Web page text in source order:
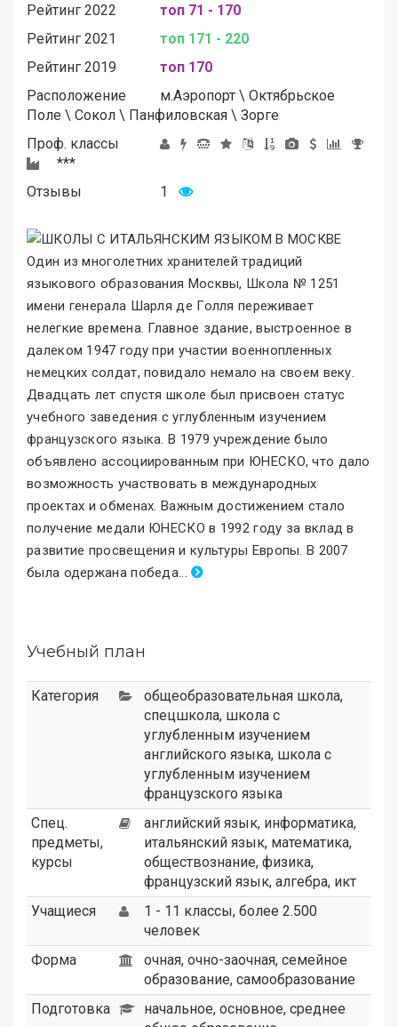
Рейтинг 2022
топ 71 - 170
Рейтинг 2021
топ 171 - 220
Рейтинг 2019
топ 170
Расположение
м.Аэропорт \ Октябрьское
Поле \ Сокол \ Панфиловская \ Зорге
Проф. классы
***
Отзывы
1
Один из многолетних хранителей традиций
языкового образования Москвы, Школа № 1251
имени генерала Шарля де Голля переживает
нелегкие времена. Главное здание, выстроенное в
далеком 1947 году при участии военнопленных
немецких солдат, повидало немало на своем веку.
Двадцать лет спустя школе был присвоен статус
учебного заведения с углубленным изучением
французского языка. В 1979 учреждение было
объявлено ассоциированным при ЮНЕСКО, что дало
возможность участвовать в международных
проектах и обменах. Важным достижением стало
получение медали ЮНЕСКО в 1992 году за вклад в
развитие просвещения и культуры Европы. В 2007
была одержана победа...
Учебный план
Категория общеобразовательная школа,
спецшкола, школа с
углубленным изучением
английского языка, школа с
углубленным изучением
французского языка
Спец.
предметы,
курсы
английский язык, информатика,
итальянский язык, математика,
обществознание, физика,
французский язык, алгебра, икт
Учащиеся
1 - 11 классы, более 2.500
человек
Форма
очная, очно-заочная, семейное
образование, самообразование
Подготовка
начальное, основное, среднее